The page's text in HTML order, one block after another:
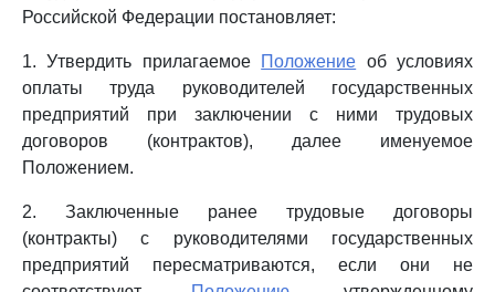
Российской Федерации постановляет:
1. Утвердить прилагаемое Положение об условиях
оплаты труда руководителей государственных
предприятий при заключении с ними трудовых
договоров (контрактов), далее именуемое
Положением.
2. Заключенные ранее трудовые договоры
(контракты) с руководителями государственных
предприятий пересматриваются, если они не